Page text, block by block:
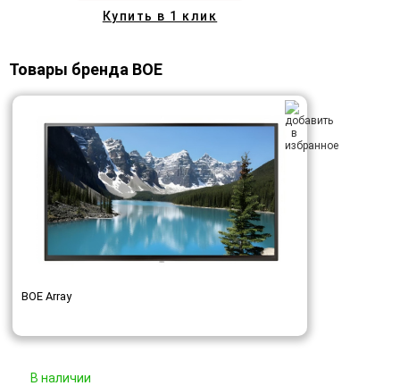
Купить в 1 клик
Товары бренда BOE
BOE Array
В наличии